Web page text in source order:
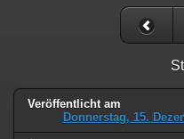
Veröffentlicht am
Donnerstag, 15.